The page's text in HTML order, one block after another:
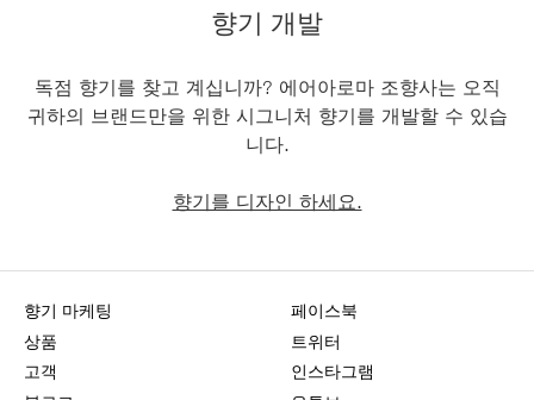
향기 개발
독점 향기를 찾고 계십니까? 에어아로마 조향사는 오직
귀하의 브랜드만을 위한 시그니처 향기를 개발할 수 있습
니다.
향기를 디자인 하세요.
향기 마케팅
상품
고객
페이스북
트위터
인스타그램